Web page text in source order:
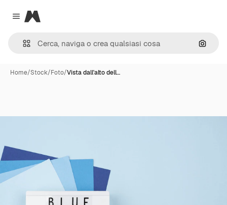
Close menu
Magnific
Cerca
Home/Stock/Foto/Vista dall'alto dell…